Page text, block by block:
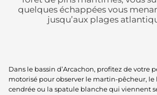
quelques échappées vous
jusqu’aux plages
Dans le bassin d’Arcachon, profitez de votre
motorisé pour observer le martin-pêcheur, le
cendrée ou la spatule blanche qui viennent